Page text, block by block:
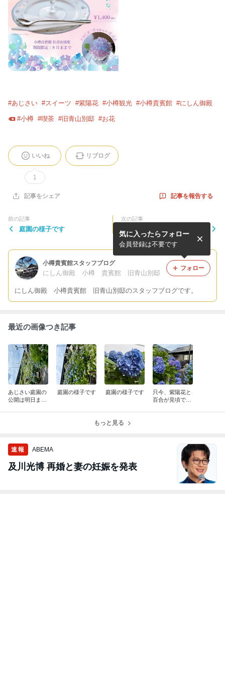
#あじさい #スイーツ #紫陽花 #小樽観光 #小樽貴賓館 #にしん御殿
#小樽 #喫茶 #旧青山別邸 #お花
いいね
1
リブログ
記事をシェア 記事を報告する
前の記事
庭園の様子です
次の記事
大人気です！あじさいスペシ
ャルパフェ！！
小樽貴賓館スタッフブログ
にしん御殿 小樽 貴賓館 旧青山別邸
にしん御殿 小樽貴賓館 旧青山別邸のスタッフブログです。
気に入ったらフォロー
会員登録は不要です
フォロー
最近の画像つき記事
あじさい庭園の
公開は明日まで
庭園の様子です 庭園の様子です
只今、紫陽花と
百合が見頃で
もっと見る
速報 ABEMA
及川光博 再婚と妻の妊娠を発表